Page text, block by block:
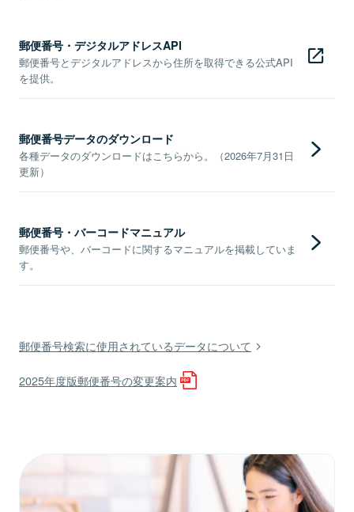
郵便番号・デジタルアドレスAPI
郵便番号とデジタルアドレスから住所を取得できる公式API
を提供。
郵便番号データのダウンロード
各種データのダウンロードはこちらから。（2026年7月31日
更新）
郵便番号・バーコードマニュアル
郵便番号や、バーコードに関するマニュアルを掲載していま
す。
郵便番号検索に使用されているデータについて
2025年度版郵便番号の変更案内